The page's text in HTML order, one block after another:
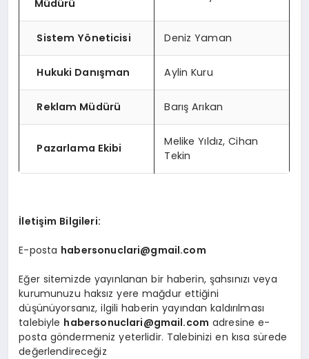
Müdürü
Sistem Yöneticisi Deniz Yaman
Hukuki Danışman Aylin Kuru
Reklam Müdürü Barış Arıkan
Pazarlama Ekibi
Melike Yıldız, Cihan
Tekin
İletişim Bilgileri:
E-posta habersonuclari@gmail.com
Eğer sitemizde yayınlanan bir haberin, şahsınızı veya
kurumunuzu haksız yere mağdur ettiğini
düşünüyorsanız, ilgili haberin yayından kaldırılması
talebiyle habersonuclari@gmail.com adresine e-
posta göndermeniz yeterlidir. Talebinizi en kısa sürede
değerlendireceğiz